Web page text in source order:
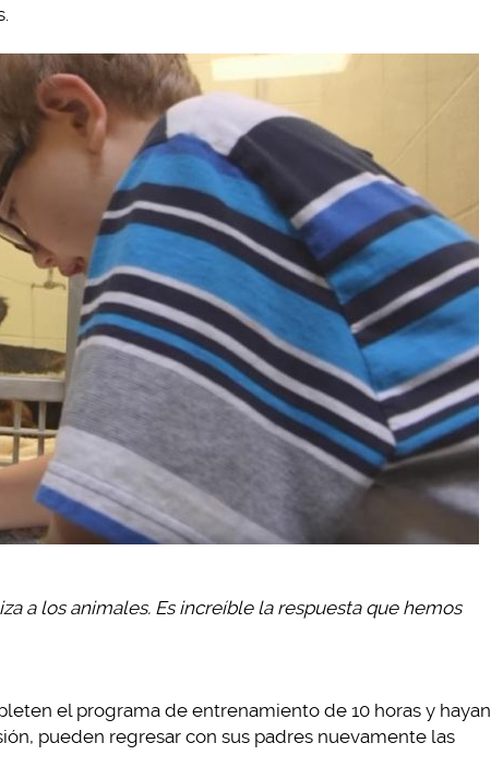
a los animales. Es increíble la respuesta que hemos
el programa de entrenamiento de 10 horas y hayan
pueden regresar con sus padres nuevamente las